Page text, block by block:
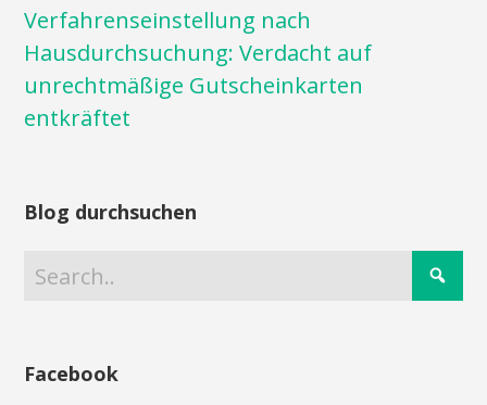
Verfahrenseinstellung nach
Hausdurchsuchung: Verdacht auf
unrechtmäßige Gutscheinkarten
entkräftet
Blog durchsuchen
Facebook